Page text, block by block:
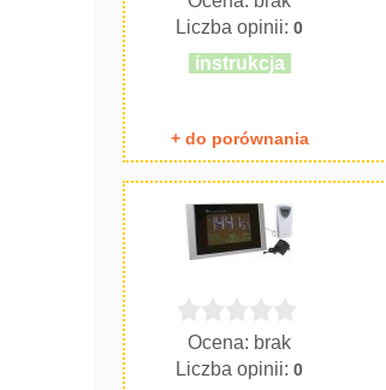
Liczba opinii:0
instrukcja
+ do porównania
Ocena: brak
Liczba opinii:0